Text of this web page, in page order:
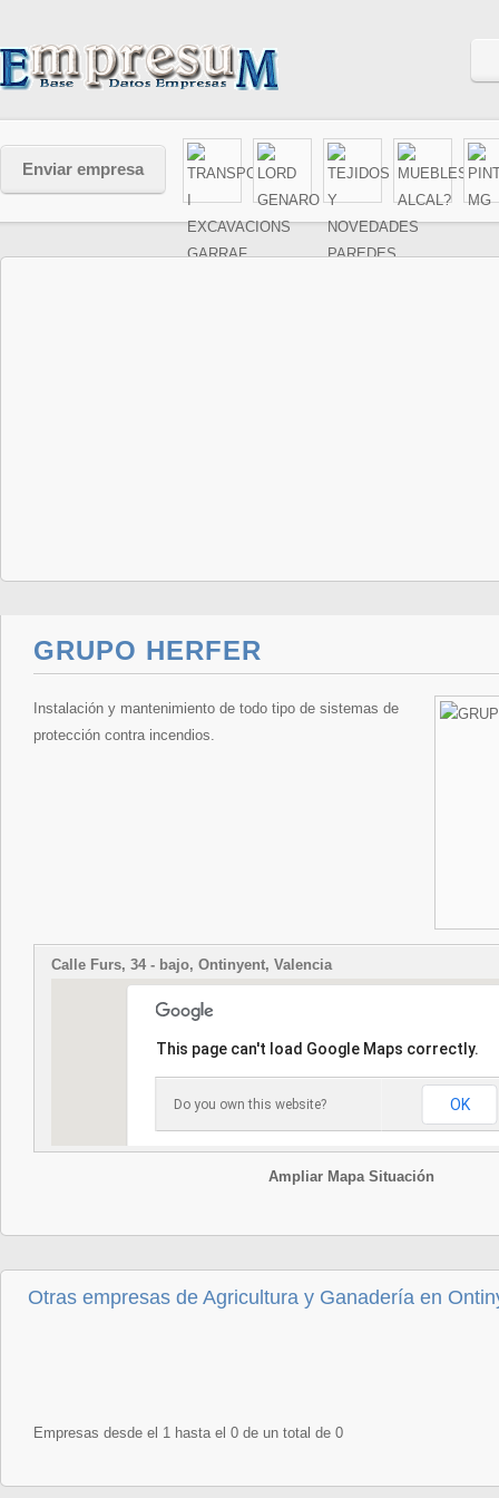
Enviar empresa
GRUPO HERFER
Instalación y mantenimiento de todo tipo de sistemas de
protección contra incendios.
Calle Furs, 34 - bajo, Ontinyent, Valencia
This page can't load Google Maps correctly.
Do you own this website? OK
Ampliar Mapa Situación
Otras empresas de Agricultura y Ganadería en
Empresas desde el 1 hasta el 0 de un total de 0